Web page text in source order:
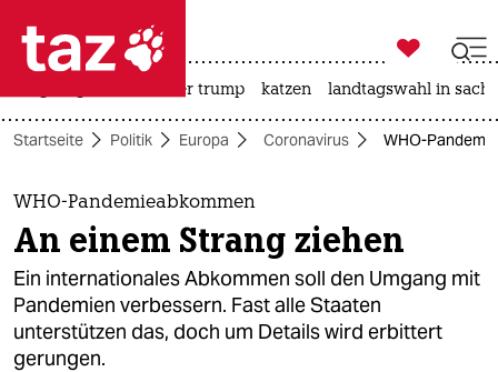
 taz zahl ich
taz zahl ich
themen
politik
öko
gesellschaft

taz zahl ich
usa unter trump katzen landtagswahl in
Startseite Politik Europa Coronavirus WHO-
WHO-Pandemieabkommen
An einem Strang ziehen
Ein internationales Abkommen soll den Umgang mit
Pandemien verbessern. Fast alle Staaten
unterstützen das, doch um Details wird erbittert
gerungen.